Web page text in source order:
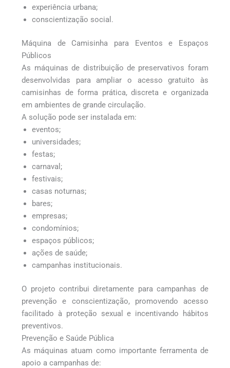
experiência urbana;
conscientização social.
Máquina de Camisinha para Eventos e Espaços
Públicos
As máquinas de distribuição de preservativos foram
desenvolvidas para ampliar o acesso gratuito às
camisinhas de forma prática, discreta e organizada
em ambientes de grande circulação.
A solução pode ser instalada em:
eventos;
universidades;
festas;
carnaval;
festivais;
casas noturnas;
bares;
empresas;
condomínios;
espaços públicos;
ações de saúde;
campanhas institucionais.
O projeto contribui diretamente para campanhas de
prevenção e conscientização, promovendo acesso
facilitado à proteção sexual e incentivando hábitos
preventivos.
Prevenção e Saúde Pública
As máquinas atuam como importante ferramenta de
apoio a campanhas de: